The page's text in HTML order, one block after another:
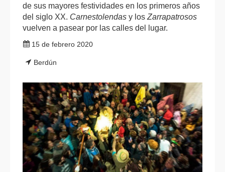
de sus mayores festividades en los primeros años
del siglo XX. Carnestolendas y los Zarrapatrosos
vuelven a pasear por las calles del lugar.
15 de febrero 2020
Berdún